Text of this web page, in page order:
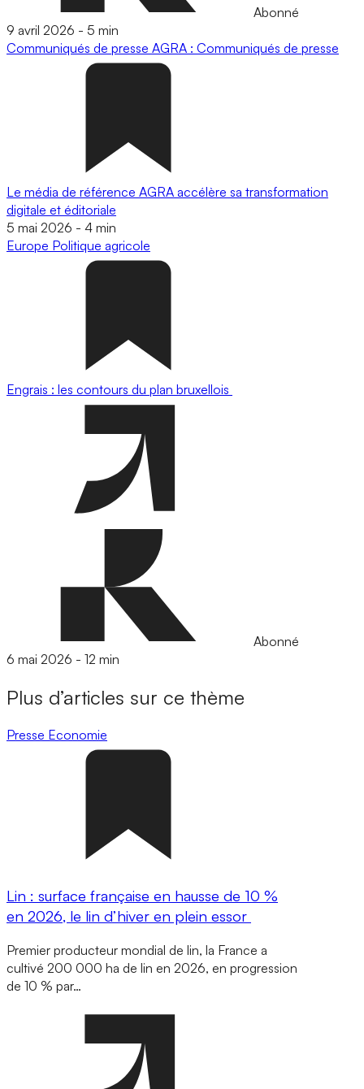
Abonné
9 avril 2026 - 5 min
Communiqués de presse AGRA : Communiqués de presse
Le média de référence AGRA accélère sa transformation
digitale et éditoriale
5 mai 2026 - 4 min
Europe Politique agricole
Engrais : les contours du plan bruxellois
Abonné
6 mai 2026 - 12 min
Plus d’articles sur ce thème
Presse Economie
Lin : surface française en hausse de 10 %
en 2026, le lin d’hiver en plein essor
Premier producteur mondial de lin, la France a
cultivé 200 000 ha de lin en 2026, en progression
de 10 % par…